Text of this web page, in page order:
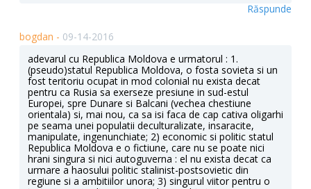
Răspunde
bogdan - 09-14-2016
adevarul cu Republica Moldova e urmatorul : 1.
(pseudo)statul Republica Moldova, o fosta sovieta si un
fost teritoriu ocupat in mod colonial nu exista decat
pentru ca Rusia sa exerseze presiune in sud-estul
Europei, spre Dunare si Balcani (vechea chestiune
orientala) si, mai nou, ca sa isi faca de cap cativa oligarhi
pe seama unei populatii deculturalizate, insaracite,
manipulate, ingenunchiate; 2) economic si politic statul
Republica Moldova e o fictiune, care nu se poate nici
hrani singura si nici autoguverna : el nu exista decat ca
urmare a haosului politic stalinist-postsovietic din
regiune si a ambitiilor unora; 3) singurul viitor pentru o